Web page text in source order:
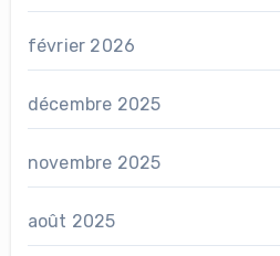
février 2026
décembre 2025
novembre 2025
août 2025